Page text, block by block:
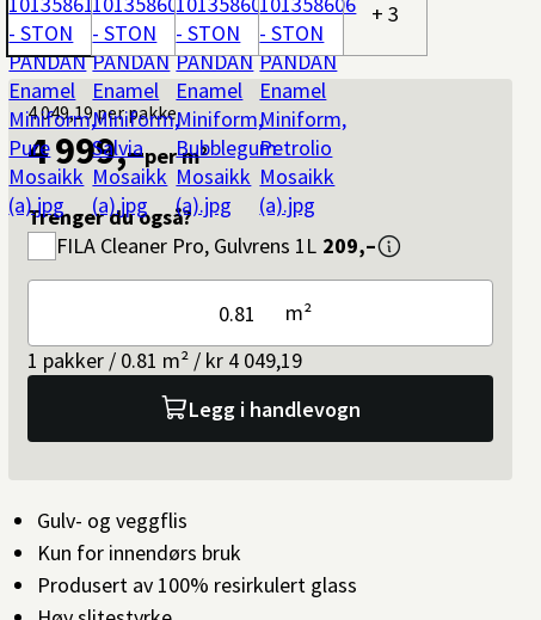
+ 3
4 049,19 per pakke
4 999,–per m²
Trenger du også?
FILA Cleaner Pro, Gulvrens 1L 209,–
m²
1 pakker / 0.81 m² / kr 4 049,19
Legg i handlevogn
Gulv- og veggflis
Kun for innendørs bruk
Produsert av 100% resirkulert glass